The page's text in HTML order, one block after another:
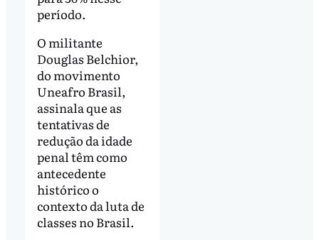
período.
O militante
Douglas Belchior,
do movimento
Uneafro Brasil,
assinala que as
tentativas de
redução da idade
penal têm como
antecedente
histórico o
contexto da luta de
classes no Brasil.